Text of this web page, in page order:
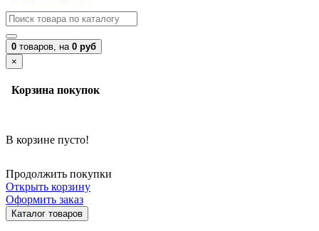
0 товаров, на 0 руб
×
Корзина покупок
В корзине пусто!
Продолжить покупки
Открыть корзину
Оформить заказ
Каталог товаров